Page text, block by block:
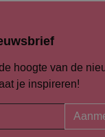
hoogte van de
je inspireren!